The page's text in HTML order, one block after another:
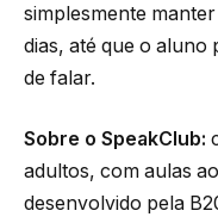
simplesmente
dias, até que o aluno
de falar.
Sobre o SpeakClub:
adultos, com aulas
desenvolvido pela